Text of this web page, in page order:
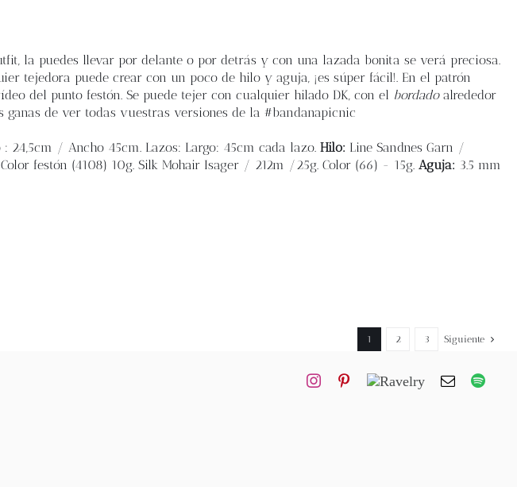
la puedes llevar por delante o por detrás y con una lazada bonita se verá preciosa.
tejedora puede crear con un poco de hilo y aguja, ¡es súper fácil!. En el patrón
del punto festón. Se puede tejer con cualquier hilado DK, con el bordadoalrededor
de ver todas vuestras versiones de la #bandanapicnic
24,5cm / Ancho 45cm. Lazos: Largo: 45cm cada lazo. Hilo: Line Sandnes Garn /
festón (4108) 10g. Silk Mohair Isager / 212m /25g. Color (66) - 15g. Aguja: 3.5 mm
1 2 3 Siguiente